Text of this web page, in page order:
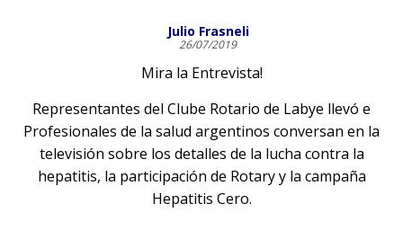
Julio Frasneli
26/07/2019
Mira la Entrevista!
Representantes del Clube Rotario de Labye llevó e
Profesionales de la salud argentinos conversan en la
televisión sobre los detalles de la lucha contra la
hepatitis, la participación de Rotary y la campaña
Hepatitis Cero.